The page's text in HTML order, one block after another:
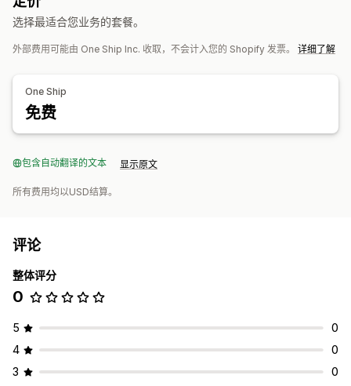
邮政编码
自定义通知 跟踪页面
选择最适合您业务的套餐。
外部费用可能由 One Ship Inc. 收取，不会计入您的 Shopify 发票。 详细了解
One Ship
免费
包含自动翻译的文本 显示原文
所有费用均以USD结算。
评论
整体评分
0
5
0
4
0
3
0